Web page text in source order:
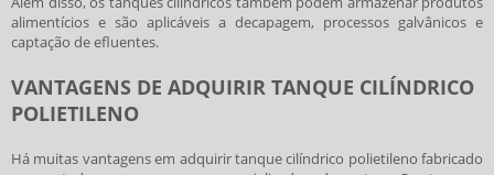
alimentícios e são aplicáveis a decapagem, processos galvânicos e
captação de efluentes.
VANTAGENS DE ADQUIRIR TANQUE CILÍNDRICO
POLIETILENO
Há muitas vantagens em adquirirtanque cilíndrico polietileno fabricado